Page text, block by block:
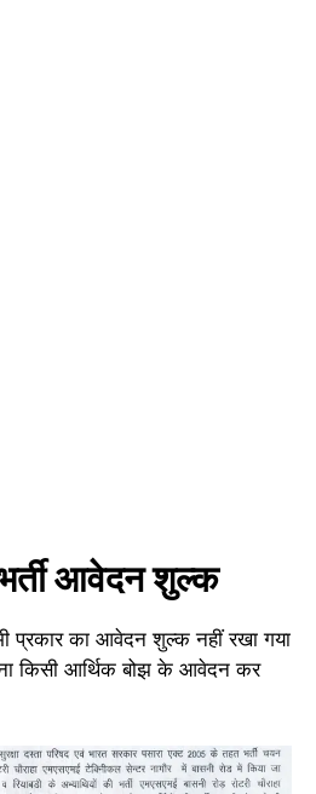
भर्ती आवेदन शुल्क
प्रकार का आवेदन शुल्क नहीं रखा गया
किसी आर्थिक बोझ के आवेदन कर